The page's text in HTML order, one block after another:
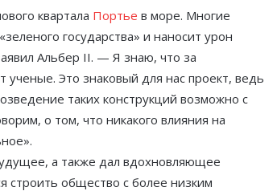
квартала Портье в море. Многие
государства» и наносит урон
Альбер II. — Я знаю, что за
Это знаковый для нас проект, ведь
таких конструкций возможно с
о том, что никакого влияния на
а также дал вдохновляющее
строить общество с более низким
наследия футбольной команды
Barbagiuans de Monaco
Ольга Таран: «Слово «Hello»
интернационально, его понимают
на всех языках. Оно несет в себе
хорошую энергию и дружелюбие!»
фестиваля искусств Монте-Карло